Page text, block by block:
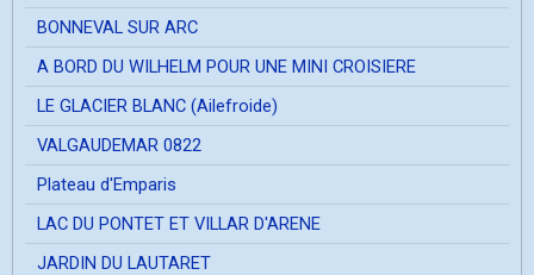
BONNEVAL SUR ARC
A BORD DU WILHELM POUR UNE MINI CROISIERE
LE GLACIER BLANC (Ailefroide)
VALGAUDEMAR 0822
Plateau d'Emparis
LAC DU PONTET ET VILLAR D'ARENE
JARDIN DU LAUTARET